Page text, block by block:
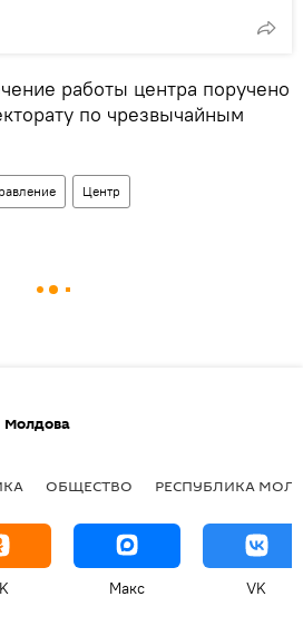
работы центра поручено
по чрезвычайным
Центр
Молдова
ОБЩЕСТВО РЕСПУБЛИКА
Макс VK